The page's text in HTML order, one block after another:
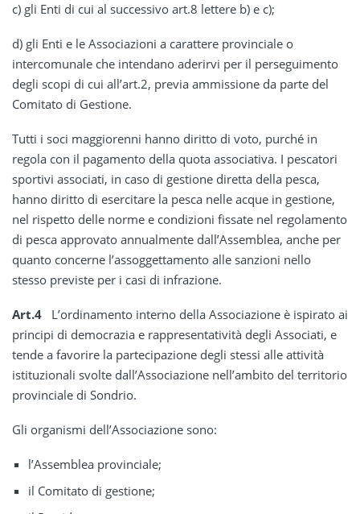
c) gli Enti di cui al successivo art.8 lettere b) e c);
d) gli Enti e le Associazioni a carattere provinciale o
intercomunale che intendano aderirvi per il perseguimento
degli scopi di cui all’art.2, previa ammissione da parte del
Comitato di Gestione.
Tutti i soci maggiorenni hanno diritto di voto, purché in
regola con il pagamento della quota associativa. I pescatori
sportivi associati, in caso di gestione diretta della pesca,
hanno diritto di esercitare la pesca nelle acque in gestione,
nel rispetto delle norme e condizioni fissate nel regolamento
di pesca approvato annualmente dall’Assemblea, anche per
quanto concerne l’assoggettamento alle sanzioni nello
stesso previste per i casi di infrazione.
Art.4 L’ordinamento interno della Associazione è ispirato ai
principi di democrazia e rappresentatività degli Associati, e
tende a favorire la partecipazione degli stessi alle attività
istituzionali svolte dall’Associazione nell’ambito del territorio
provinciale di Sondrio.
Gli organismi dell’Associazione sono:
l’Assemblea provinciale;
il Comitato di gestione;